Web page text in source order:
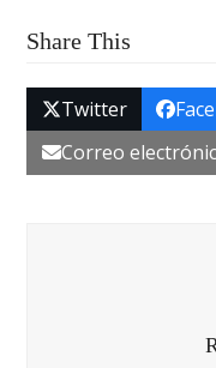
Share This
Twitter
Correo